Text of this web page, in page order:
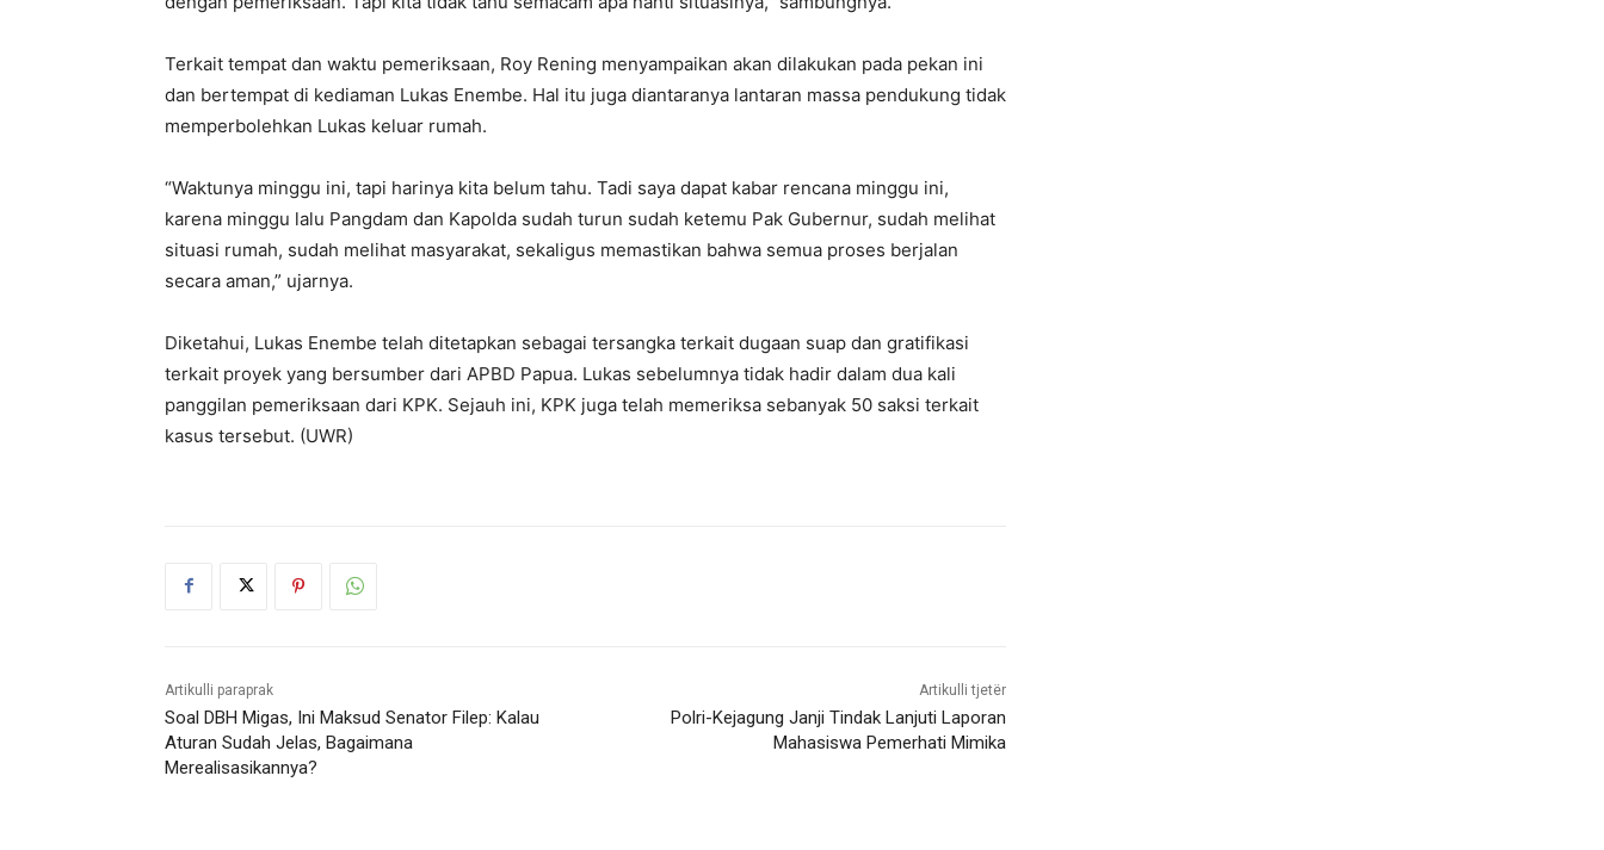
Terkait tempat dan waktu pemeriksaan, Roy Rening menyampaikan akan dilakukan pada pekan ini
dan bertempat di kediaman Lukas Enembe. Hal itu juga diantaranya lantaran massa pendukung tidak
memperbolehkan Lukas keluar rumah.
“Waktunya minggu ini, tapi harinya kita belum tahu. Tadi saya dapat kabar rencana minggu ini,
karena minggu lalu Pangdam dan Kapolda sudah turun sudah ketemu Pak Gubernur, sudah melihat
situasi rumah, sudah melihat masyarakat, sekaligus memastikan bahwa semua proses berjalan
secara aman,” ujarnya.
Diketahui, Lukas Enembe telah ditetapkan sebagai tersangka terkait dugaan suap dan gratifikasi
terkait proyek yang bersumber dari APBD Papua. Lukas sebelumnya tidak hadir dalam dua kali
panggilan pemeriksaan dari KPK. Sejauh ini, KPK juga telah memeriksa sebanyak 50 saksi terkait
kasus tersebut. (UWR)
Artikulli paraprak
Soal DBH Migas, Ini Maksud Senator Filep: Kalau
Aturan Sudah Jelas, Bagaimana
Merealisasikannya?
Artikulli tjetër
Polri-Kejagung Janji Tindak Lanjuti Laporan
Mahasiswa Pemerhati Mimika